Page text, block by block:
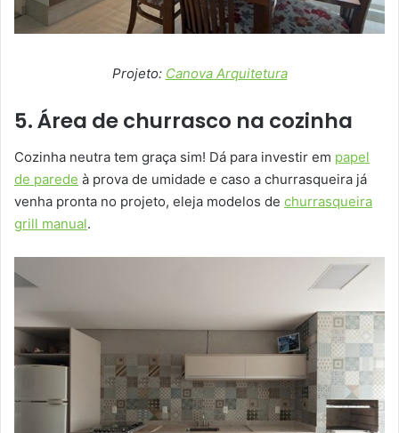
Projeto: Canova Arquitetura
5. Área de churrasco na cozinha
Cozinha neutra tem graça sim! Dá para investir em papel
de parede à prova de umidade e caso a churrasqueira já
venha pronta no projeto, eleja modelos de churrasqueira
grill manual.